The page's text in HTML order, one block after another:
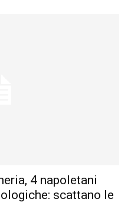
4 napoletani
scattano le